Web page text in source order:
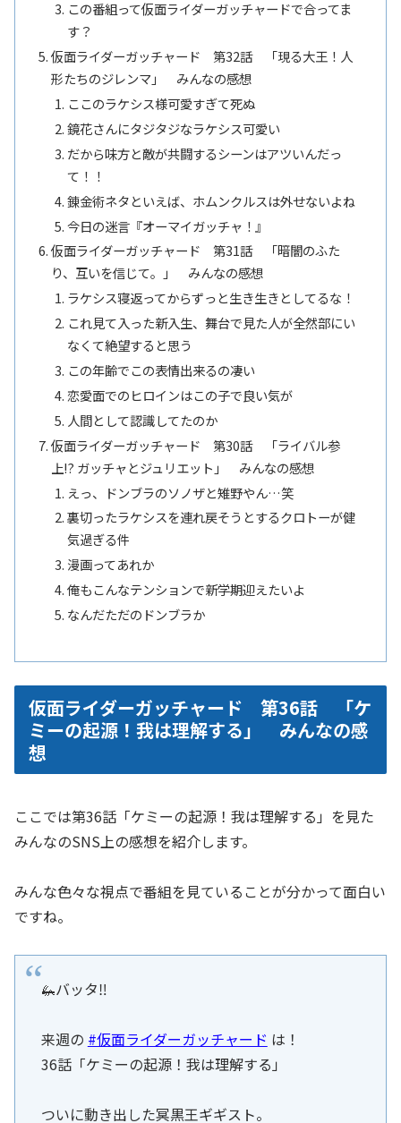
この番組って仮面ライダーガッチャードで合ってま
す？
仮面ライダーガッチャード 第32話 「現る大王！人
形たちのジレンマ」 みんなの感想
ここのラケシス様可愛すぎて死ぬ
鏡花さんにタジタジなラケシス可愛い
だから味方と敵が共闘するシーンはアツいんだっ
て！！
錬金術ネタといえば、ホムンクルスは外せないよね
今日の迷言『オーマイガッチャ！』
仮面ライダーガッチャード 第31話 「暗闇のふた
り、互いを信じて。」 みんなの感想
ラケシス寝返ってからずっと生き生きとしてるな！
これ見て入った新入生、舞台で見た人が全然部にい
なくて絶望すると思う
この年齢でこの表情出来るの凄い
恋愛面でのヒロインはこの子で良い気が
人間として認識してたのか
仮面ライダーガッチャード 第30話 「ライバル参
上!? ガッチャとジュリエット」 みんなの感想
えっ、ドンブラのソノザと雉野やん…笑
裏切ったラケシスを連れ戻そうとするクロトーが健
気過ぎる件
漫画ってあれか
俺もこんなテンションで新学期迎えたいよ
なんだただのドンブラか
仮面ライダーガッチャード 第36話 「ケ
ミーの起源！我は理解する」 みんなの感
想
ここでは第36話「ケミーの起源！我は理解する」を見た
みんなのSNS上の感想を紹介します。
みんな色々な視点で番組を見ていることが分かって面白い
ですね。
🦗バッタ‼️
来週の #仮面ライダーガッチャード は！
36話「ケミーの起源！我は理解する」
ついに動き出した冥黒王ギギスト。